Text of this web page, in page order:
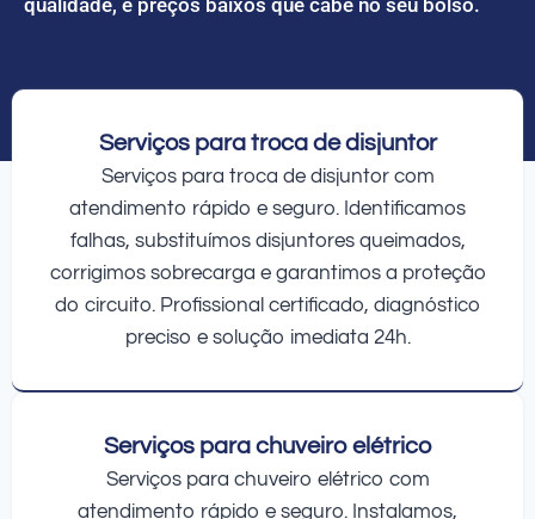
Serviços para troca de disjuntor
Serviços para troca de disjuntor com
atendimento rápido e seguro. Identificamos
falhas, substituímos disjuntores queimados,
corrigimos sobrecarga e garantimos a proteção
do circuito. Profissional certificado, diagnóstico
preciso e solução imediata 24h.
Serviços para chuveiro elétrico
Serviços para chuveiro elétrico com
atendimento rápido e seguro. Instalamos,